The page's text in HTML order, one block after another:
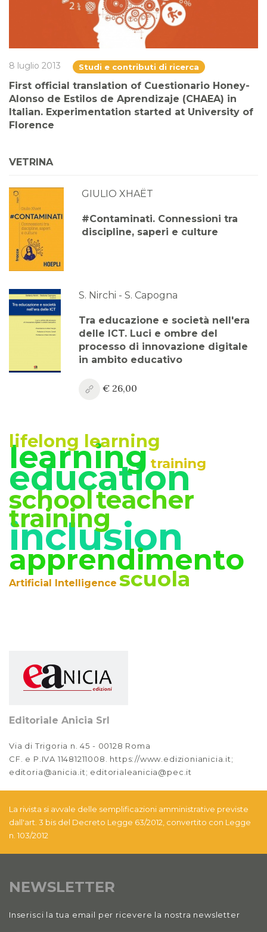
8 luglio 2013 Studi e contributi di ricerca
First official translation of Cuestionario Honey-
Alonso de Estilos de Aprendizaje (CHAEA) in
Italian. Experimentation started at University of
Florence
VETRINA
GIULIO XHAËT
#Contaminati. Connessioni tra
discipline, saperi e culture
S. Nirchi - S. Capogna
Tra educazione e società nell'era
delle ICT. Luci e ombre del
processo di innovazione digitale
in ambito educativo
€ 26,00
lifelong learning
learning training
education
schoolteacher
training
inclusion
apprendimento
Artificial Intelligence scuola
Editoriale Anicia Srl
Via di Trigoria n. 45 - 00128 Roma
CF. e P.IVA 11481211008. https://www.edizionianicia.it;
editoria@anicia.it; editorialeanicia@pec.it
La rivista si avvale delle semplificazioni amministrative previste
dall'art. 3 bis del Decreto Legge 63/2012, convertito con Legge
n. 103/2012
NEWSLETTER
Inserisci la tua email per ricevere la nostra newsletter